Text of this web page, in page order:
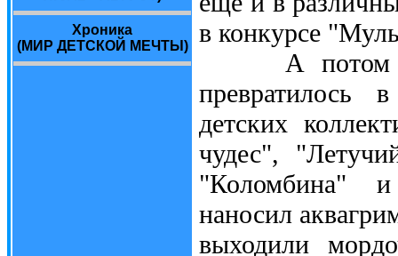
Хроника
(МИР ДЕТСКОЙ МЕЧТЫ)
в конкурсе
А потом всё
превратилось
детских
чудес",
"Коломбина"
наносил
выходили